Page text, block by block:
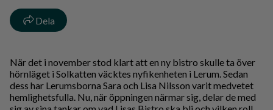
Dela
När det i november stod klart att en ny bistro skulle ta över
hörnläget i Solkatten väcktes nyfikenheten i Lerum. Sedan
dess har Lerumsborna Sara och Lisa Nilsson varit medvetet
hemlighetsfulla. Nu, när öppningen närmar sig, delar de med